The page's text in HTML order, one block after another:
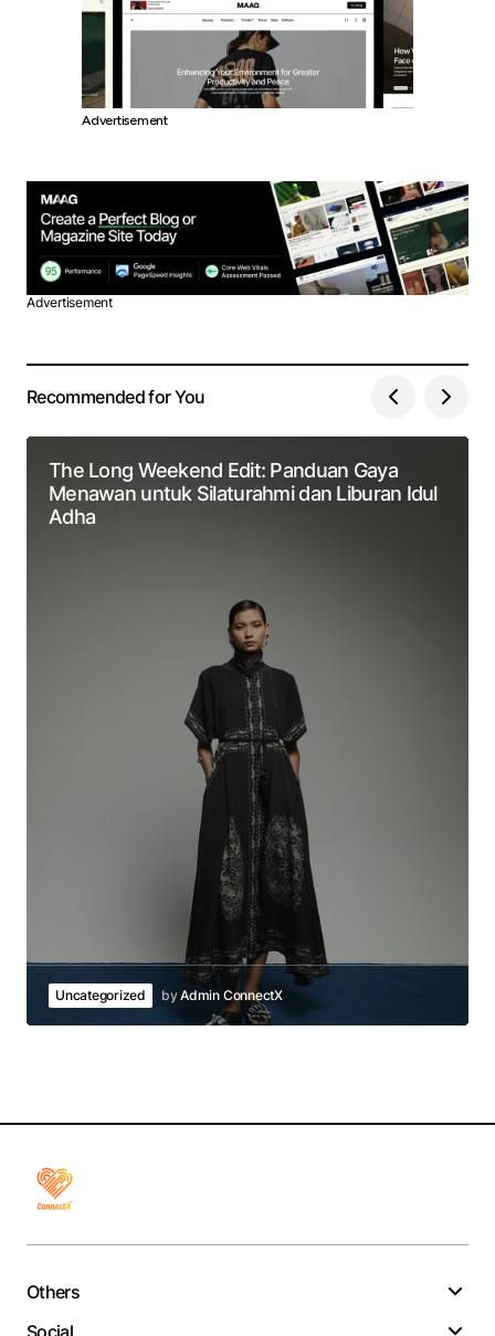
Advertisement
Advertisement
Recommended for You
The Long Weekend Edit: Panduan Gaya
Menawan untuk Silaturahmi dan Liburan Idul
Adha
Uncategorized byAdmin ConnectX
Others